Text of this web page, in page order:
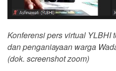
Konferensi pers virtual YLBHI
dan penganiayaan warga
(dok. screenshot zoom)